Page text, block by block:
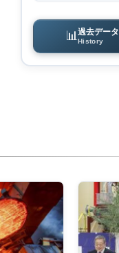
📊 過去データ
History